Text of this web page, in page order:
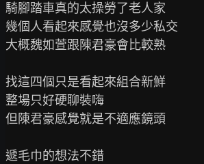
騎腳踏車真的太操勞了老人家
幾個人看起來感覺也沒多少私交
大概魏如萱跟陳君豪會比較熟
找這四個只是看起來組合新鮮
整場只好硬聊裝嗨
但陳君豪感覺就是不適應鏡頭
遞毛巾的想法不錯